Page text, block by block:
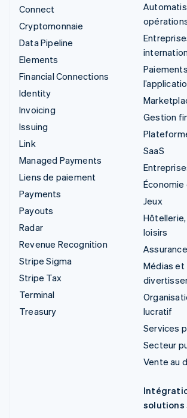
Connect
Cryptomonnaie
Data Pipeline
Elements
Financial Connections
Identity
Invoicing
Issuing
Link
Managed Payments
Liens de paiement
Payments
Payouts
Radar
Revenue Recognition
Stripe Sigma
Stripe Tax
Terminal
Treasury
Gestion
SaaS
Jeux
loisirs
Assurance
Médias et
lucratif
Services
Secteur
Vente au
solutions